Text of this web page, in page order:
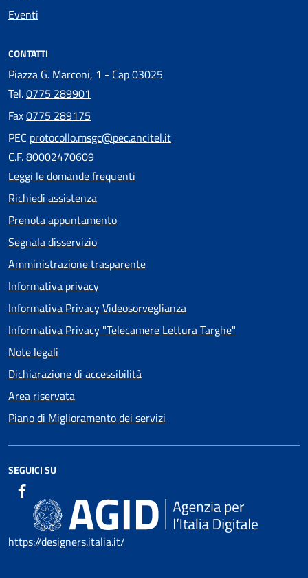
Eventi
CONTATTI
Piazza G. Marconi, 1 - Cap 03025
Tel.0775 289901
Fax0775 289175
PEC protocollo.msgc@pec.ancitel.it
C.F. 80002470609
Leggi le domande frequenti
Richiedi assistenza
Prenota appuntamento
Segnala disservizio
Amministrazione trasparente
Informativa privacy
Informativa Privacy Videosorveglianza
Informativa Privacy "Telecamere Lettura Targhe"
Note legali
Dichiarazione di accessibilità
Area riservata
Piano di Miglioramento dei servizi
SEGUICI SU
https://designers.italia.it/